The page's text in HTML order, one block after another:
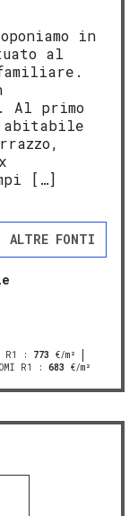
in
al
primo
abitabile
[…]
ALTRE FONTI
: 773 €/m²
R1
: 683 €/m²